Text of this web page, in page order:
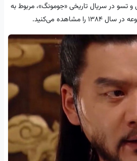
و تسو در سریال تاریخی «جومونگ»، مربوط به
مشاهده می‌کنید.